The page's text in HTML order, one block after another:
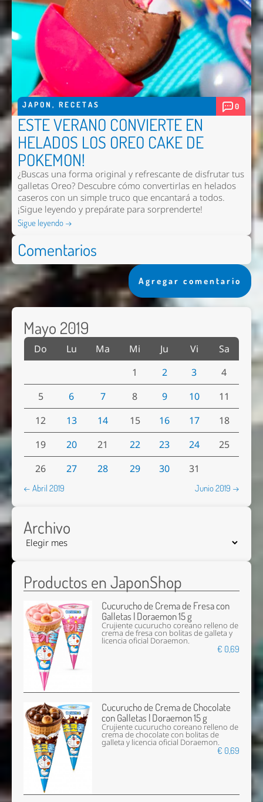
JAPON , RECETAS 0
ESTE VERANO CONVIERTE EN
HELADOS LOS OREO CAKE DE
POKEMON!
¿Buscas una forma original y refrescante de disfrutar tus
galletas Oreo? Descubre cómo convertirlas en helados
caseros con un simple truco que encantará a todos.
¡Sigue leyendo y prepárate para sorprenderte!
Sigue leyendo →
Comentarios
Agregar comentario
Mayo 2019
Do Lu Ma Mi Ju Vi
Sa
1
2 3
4
5
6 7 8 9 10
11
12
13 14 15 16 17
18
19
20 21 22 23 24
25
26
27 28 29 30 31
← Abril 2019 Junio 2019 →
Archivo
Productos en JaponShop
Cucurucho de Crema de Fresa con
Galletas | Doraemon 15 g
Crujiente cucurucho coreano relleno de
crema de fresa con bolitas de galleta y
licencia oficial Doraemon.
€ 0,69
Cucurucho de Crema de Chocolate
con Galletas | Doraemon 15 g
Crujiente cucurucho coreano relleno de
crema de chocolate con bolitas de
galleta y licencia oficial Doraemon.
€ 0,69